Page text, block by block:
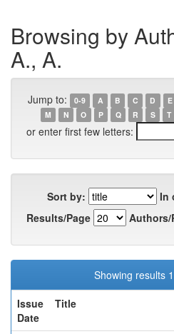
Browsing by
A., A.
Jump to: 0-9 A B C D E
M
N O P Q R S T
or enter first few letters:
Sort by:
In
Results/Page
Authors/
Showing results
Issue
Date
Title